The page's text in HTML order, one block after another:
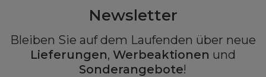
Newsletter
Bleiben Sie auf dem Laufenden über neue
Lieferungen, Werbeaktionen und
Sonderangebote!